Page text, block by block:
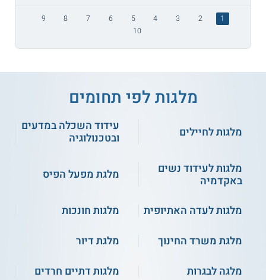
1
2
3
4
5
6
7
8
9
10
מלגות לפי תחומים
מלגות לחיילים
עידוד השכלה במדעים
ובטכנולוגיה
מלגות לעידוד נשים
באקדמיה
מלגת מפעל הפיס
מלגות לעדה האתיופית
מלגות חונכות
מלגת משרד החינוך
מלגת דיור
מלגה לבגרות
מלגות דתיים חרדים